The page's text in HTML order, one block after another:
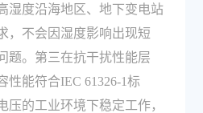
湿度沿海地区、地下变电站
，不会因湿度影响出现短
题。第三在抗干扰性能层
性能符合IEC 61326-1标
压的工业环境下稳定工作，